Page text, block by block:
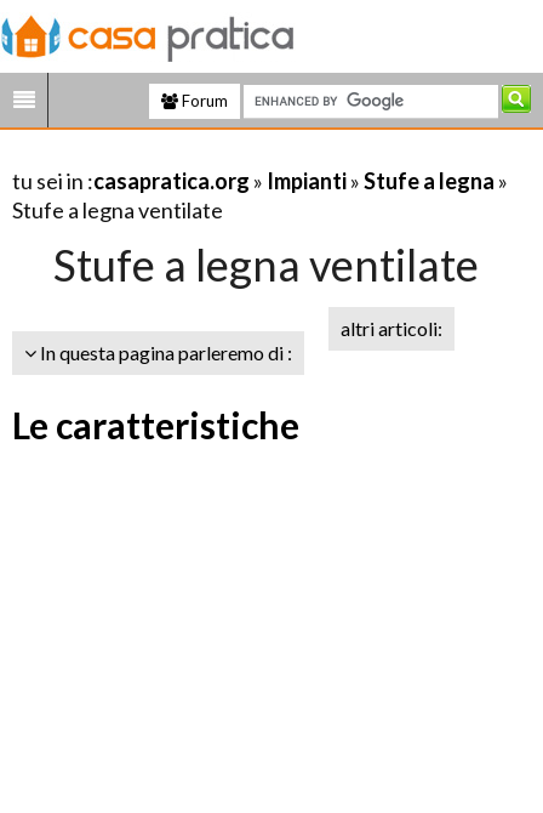
Forum
tu sei in :casapratica.org » Impianti»Stufe a legna »
Stufe a legna ventilate
Stufe a legna ventilate
In questa pagina parleremo di :
altri articoli:
Le caratteristiche